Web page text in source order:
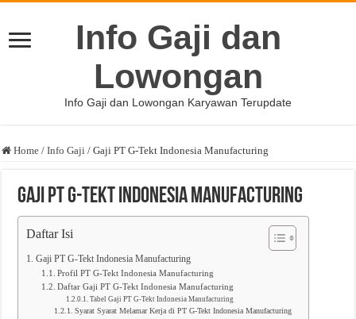
Info Gaji dan
Lowongan
Info Gaji dan Lowongan Karyawan Terupdate
Home / Info Gaji / Gaji PT G-Tekt Indonesia Manufacturing
Gaji PT G-Tekt Indonesia Manufacturing
Daftar Isi
Gaji PT G-Tekt Indonesia Manufacturing
Profil PT G-Tekt Indonesia Manufacturing
Daftar Gaji PT G-Tekt Indonesia Manufacturing
Tabel Gaji PT G-Tekt Indonesia Manufacturing
Syarat Syarat Melamar Kerja di PT G-Tekt Indonesia Manufacturing